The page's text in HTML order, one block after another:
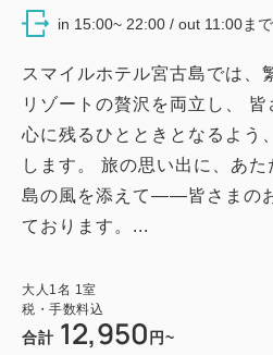
in 15:00~ 22:00 / out 11:00まで
スマイルホテル宮古島では、
リゾートの贅沢を両立し、
心に残るひとときとなるよう
します。 旅の思い出に、あ
島の風を添えて――皆さまの
ております。...
大人 1名 1室
税・手数料込
合計 12,950 円~